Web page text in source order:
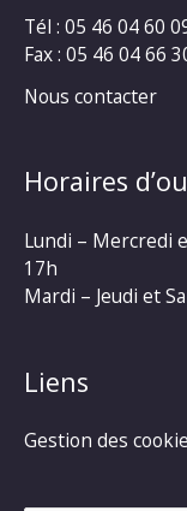
Tél : 05 46 04 60
Fax : 05 46 04 66
Nous contacter
Horaires
Lundi – Mercredi
17h
Mardi – Jeudi et
Liens
Gestion des